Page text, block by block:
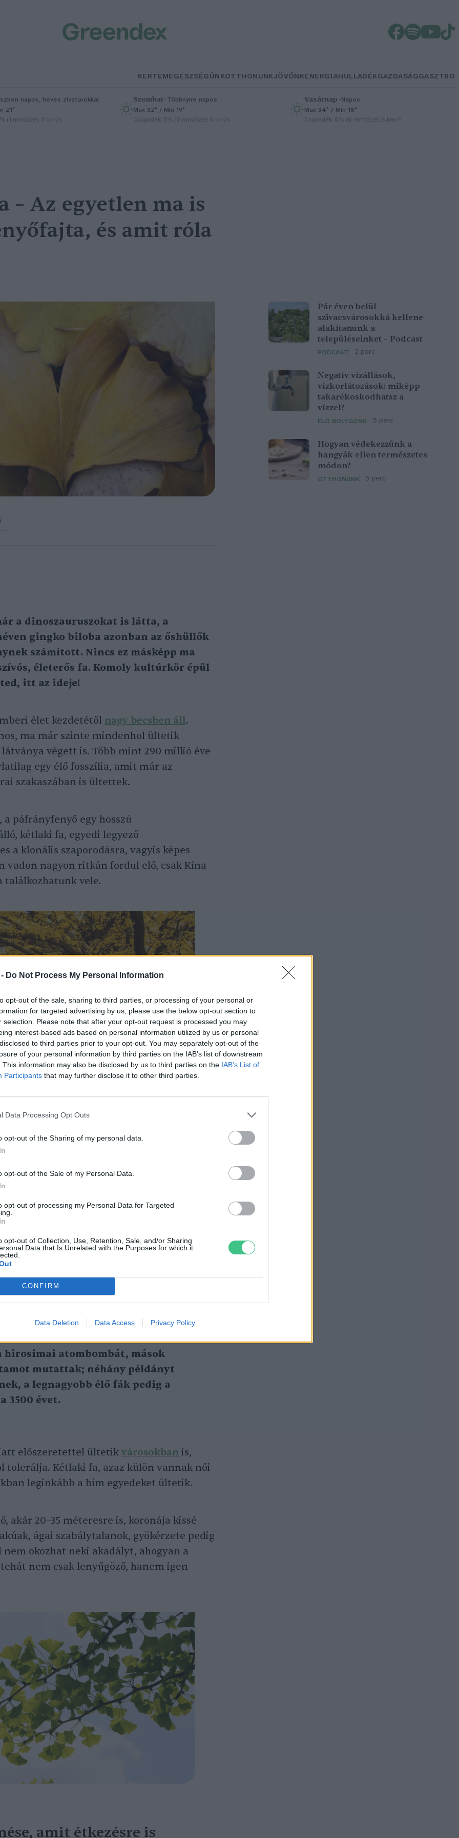
Do Not Process My Personal Information
opt-out of the sale, sharing to third parties, or processing of your personal or
for targeted advertising by us, please use the below opt-out section to
selection. Please note that after your opt-out request is processed you may
interest-based ads based on personal information utilized by us or personal
to third parties prior to your opt-out. You may separately opt-out of the
of your personal information by third parties on the IAB’s list of downstream
This information may also be disclosed by us to third parties on the IAB’s List of
Participants that may further disclose it to other third parties.
Data Processing Opt Outs
opt-out of the Sharing of my personal data.
opt-out of the Sale of my Personal Data.
opt-out of processing my Personal Data for Targeted
opt-out of Collection, Use, Retention, Sale, and/or Sharing
Data that Is Unrelated with the Purposes for which it
CONFIRM
Data Deletion Data Access Privacy Policy
KERTEMEGÉSZSÉGÜNKOTTHONUNKJÖVŐNKENERGIAHULLADÉKGAZDASÁGGASZTRO
napos, heves zivatarokkal
21°
(1 mm)Szél: 11 km/h
Szombat–Többnyire napos
Max 32° / Min 19°
Csapadék: 5% (0 mm)Szél: 9 km/h
Vasárnap–Napos
Max 34° / Min 18°
Csapadék: 0% (0 mm)Szél: 6 km/h
Pár éven belül
szivacsvárosokká kellene
alakítanunk a
településeinket – Podcast
PODCAST 2 perc
Negatív vízállások,
vízkorlátozások: miképp
takarékoskodhatsz a
vízzel?
ÉLŐ BOLYGÓNK 5 perc
Hogyan védekezzünk a
hangyák ellen természetes
módon?
OTTHONUNK 5 perc
– Az egyetlen ma is
és amit róla
a dinoszauruszokat is látta, a
gingko biloba azonban az őshüllők
számított. Nincs ez másképp ma
életerős fa. Komoly kultúrkör épül
itt az ideje!
élet kezdetétől nagy becsben áll.
ma már szinte mindenhol ültetik
végett is. Több mint 290 millió éve
egy élő fosszília, amit már az
szakaszában is ültettek.
páfrányfenyő egy hosszú
kétlaki fa, egyedi legyező
a klonális szaporodásra, vagyis képes
vadon nagyon ritkán fordul elő, csak Kína
találkozhatunk vele.
vagy „fehér gyümölcsként” ismert, és egy
„ginkgónak” nevezték. Közeli
és egyedi magok jellemzik, amelyek a
de nem igazi gyümölcsök.
gyümölcsfák – Ezek a fák
jól bírják az aszályos időjárást
6 perc
hirosimai atombombát, mások
mutattak; néhány példányt
a legnagyobb élő fák pedig a
3500 évet.
előszeretettel ültetik városokban is,
tolerálja. Kétlaki fa, azaz külön vannak női
leginkább a hím egyedeket ültetik.
akár 20–35 méteresre is, koronája kissé
ágai szabálytalanok, gyökérzete pedig
okozhat neki akadályt, ahogyan a
nem csak lenyűgöző, hanem igen
amit étkezésre is